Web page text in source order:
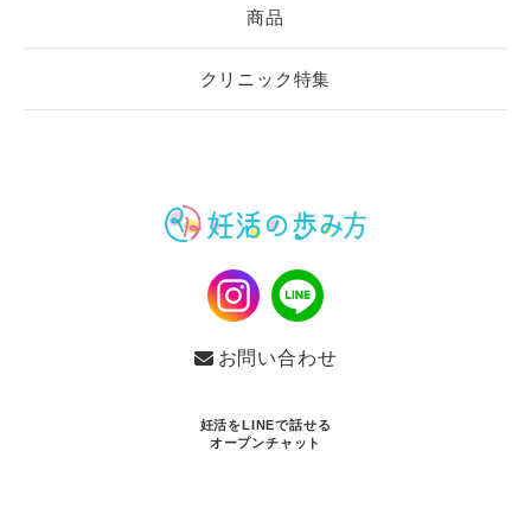
商品
クリニック特集
お問い合わせ
妊活をLINEで話せる
オープンチャット